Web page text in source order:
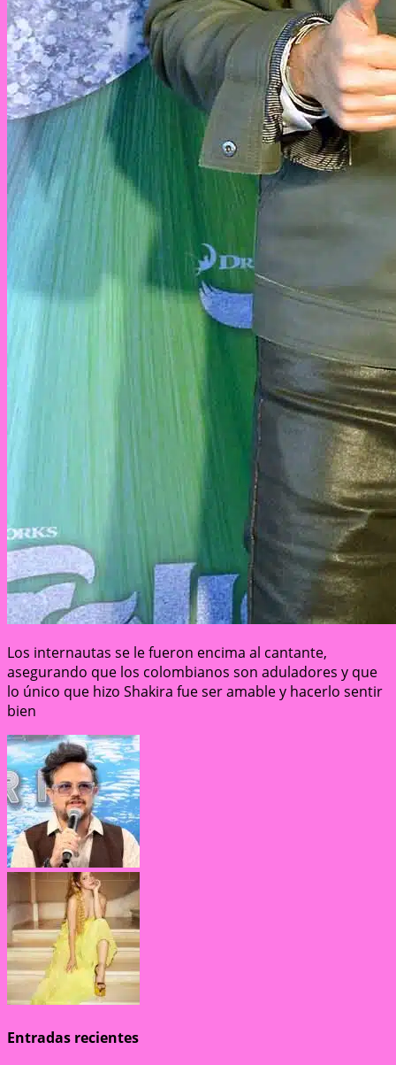
Los internautas se le fueron encima al cantante,
asegurando que los colombianos son aduladores y que
lo único que hizo Shakira fue ser amable y hacerlo sentir
bien
Entradas recientes